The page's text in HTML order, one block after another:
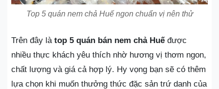
Top 5 quán nem chả Huế ngon chuẩn vị nên thử
Trên đây là top 5 quán bán nem chả Huếđược
nhiều thực khách yêu thích nhờ hương vị thơm ngon,
chất lượng và giá cả hợp lý. Hy vọng bạn sẽ có thêm
lựa chọn khi muốn thưởng thức đặc sản trứ danh của